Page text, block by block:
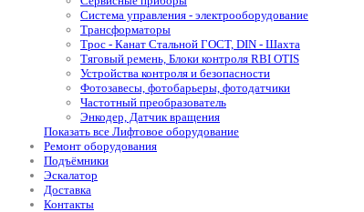
Система управления - электрооборудование
Трансформаторы
Трос - Канат Стальной ГОСТ, DIN - Шахта
Тяговый ремень, Блоки контроля RBI OTIS
Устройства контроля и безопасности
Фотозавесы, фотобарьеры, фотодатчики
Частотный преобразователь
Энкодер, Датчик вращения
Показать все Лифтовое оборудование
Ремонт оборудования
Подъёмники
Эскалатор
Доставка
Контакты